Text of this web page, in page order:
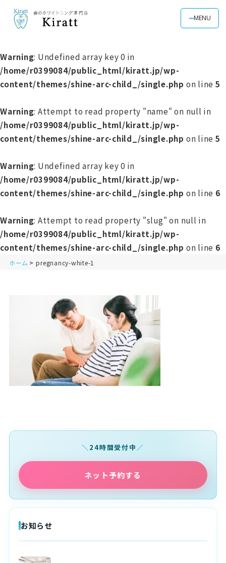
MENU
Warning: Undefined array key 0 in
/home/r0399084/public_html/kiratt.jp/wp-
content/themes/shine-arc-child_/single.php on line 5
Warning: Attempt to read property "name" on null in
/home/r0399084/public_html/kiratt.jp/wp-
content/themes/shine-arc-child_/single.php on line 5
Warning: Undefined array key 0 in
/home/r0399084/public_html/kiratt.jp/wp-
content/themes/shine-arc-child_/single.php on line 6
Warning: Attempt to read property "slug" on null in
/home/r0399084/public_html/kiratt.jp/wp-
content/themes/shine-arc-child_/single.php on line 6
ホーム pregnancy-white-1
24時間受付中
ネット予約する
お知らせ